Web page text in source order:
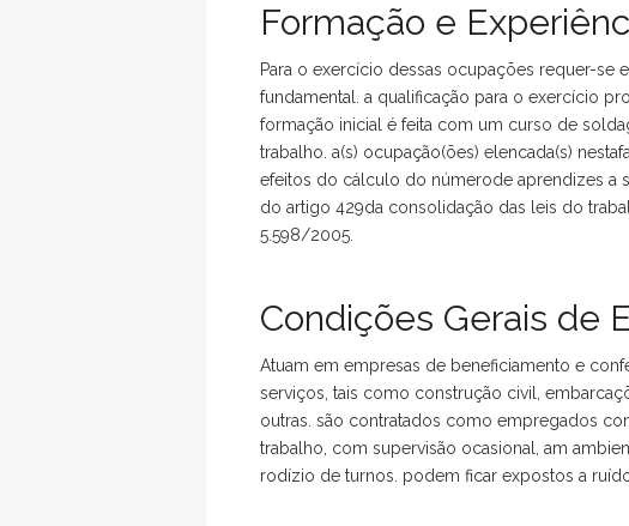
Formação e
Para o exercício dessas ocupações requer-se
fundamental. a qualificação para o exercício
formação inicial é feita com um curso de
trabalho. a(s) ocupação(ões) elencada(s)
efeitos do cálculo do númerode aprendizes a
do artigo 429da consolidação das leis do
5.598/2005.
Condições Gerais de
Atuam em empresas de beneficiamento e
serviços, tais como construção civil,
outras. são contratados como empregados
trabalho, com supervisão ocasional, am
rodízio de turnos. podem ficar expostos a